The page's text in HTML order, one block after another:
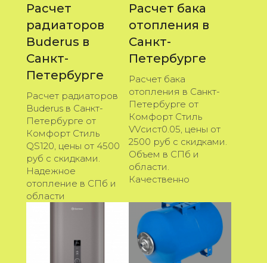
Расчет
радиаторов
Buderus в
Санкт-
Петербурге
Расчет радиаторов
Buderus в Санкт-
Петербурге от
Комфорт Стиль
QS120, цены от 4500
руб с скидками.
Надежное
отопление в СПб и
области
Расчет бака
отопления в
Санкт-
Петербурге
Расчет бака
отопления в Санкт-
Петербурге от
Комфорт Стиль
VVсист0.05, цены от
2500 руб с скидками.
Объем в СПб и
области.
Качественно